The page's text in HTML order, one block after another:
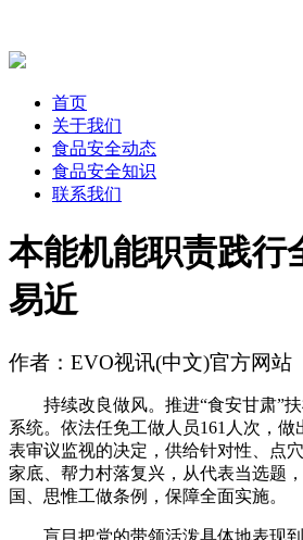
首页
关于我们
食品安全动态
食品安全知识
联系我们
本能机能职责践行
易近
作者：EVO视讯(中文)官方网站
持续改良做风。推进“食安甘肃”扶
系统。依法任免工做人员161人次，
表审议监视的决定，供给针对性、点
家底、帮力村落复兴，从代表当选题
国、思惟工做条例，保障全面实施。
盲目把党的带领活泼具体地表现到